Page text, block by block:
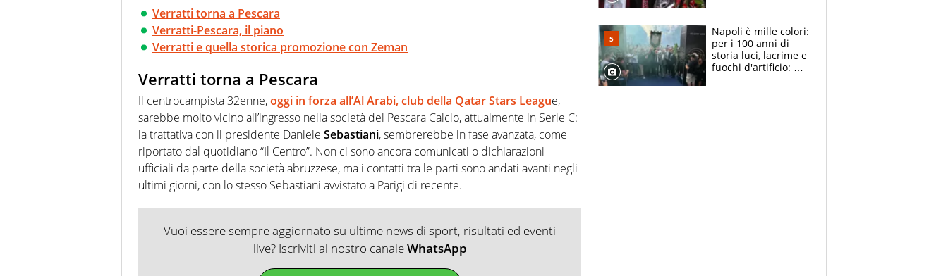
100% originali ed esclusivi.
Verratti torna a Pescara
Verratti-Pescara, il piano
Verratti e quella storica promozione con Zeman
Verratti torna a Pescara
Il centrocampista 32enne,oggi in forza all’Al Arabi, club della Qatar Stars League,
sarebbe molto vicino all’ingresso nella società del Pescara Calcio, attualmente in Serie C:
la trattativa con il presidente Daniele Sebastiani, sembrerebbe in fase avanzata, come
riportato dal quotidiano “Il Centro”. Non ci sono ancora comunicati o dichiarazioni
ufficiali da parte della società abruzzese, ma i contatti tra le parti sono andati avanti negli
ultimi giorni, con lo stesso Sebastiani avvistato a Parigi di recente.
Vuoi essere sempre aggiornato su ultime news di sport, risultati ed eventi
live? Iscriviti al nostro canaleWhatsApp
bigliettini
Napoli è mille colori:
per i 100 anni di
storia luci, lacrime e
fuochi d'artificio: De